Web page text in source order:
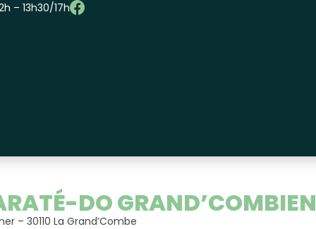
– 13h30/17h
DO GRAND’COMBIEN
– 30110 La Grand’Combe